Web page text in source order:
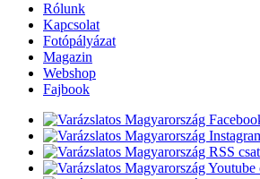
Rólunk
Kapcsolat
Fotópályázat
Magazin
Webshop
Fajbook